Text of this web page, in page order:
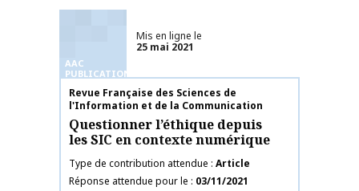
AAC
PUBLICATIONS
Mis en ligne le
25 mai 2021
Nom de la publication
Revue Française des Sciences de
l'Information et de la Communication
Questionner l’éthique depuis
les SIC en contexte numérique
Type de contribution attendue Article
Réponse attendue pour le
03/11/2021